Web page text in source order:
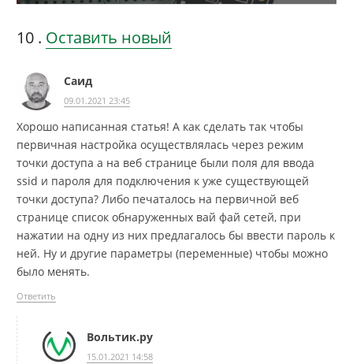
10 комментариев
. Оставить новый
Саид
09.01.2021 23:45
Хорошо написанная статья! А как сделать так чтобы
первичная настройка осуществлялась через режим
точки доступа а на веб странице были поля для ввода
ssid и пароля для подключения к уже существующей
точки доступа? Либо печаталось на первичной веб
странице список обнаруженных вай фай сетей, при
нажатии на одну из них предлагалось бы ввести пароль к
ней. Ну и другие параметры (переменные) чтобы можно
было менять.
Ответить
Вольтик.ру
15.01.2021 14:58